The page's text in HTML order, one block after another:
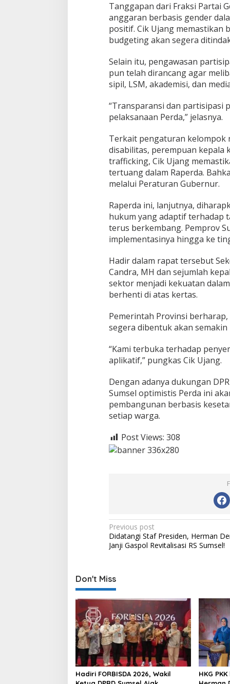
Tanggapan dari Fraksi Partai
anggaran berbasis gender
positif. Cik Ujang memastikan
budgeting akan segera
Selain itu, pengawasan
pun telah dirancang agar
sipil, LSM, akademisi, dan
“Transparansi dan partisipasi
pelaksanaan Perda,” jelasnya.
Terkait pengaturan kelompok
disabilitas, perempuan kepala
trafficking, Cik Ujang
tertuang dalam Raperda.
melalui Peraturan Gubernur.
Raperda ini, lanjutnya,
hukum yang adaptif terhadap
terus berkembang. Pemprov
implementasinya hingga ke
Hadir dalam rapat tersebut
Candra, MH dan sejumlah
sektor menjadi kekuatan
berhenti di atas kertas.
Pemerintah Provinsi
segera dibentuk akan
“Kami terbuka terhadap
aplikatif,” pungkas Cik Ujang.
Dengan adanya dukungan
Sumsel optimistis Perda ini
pembangunan berbasis
setiap warga.
Post Views: 308
P
o
n
a
v
i
g
a
t
Previous post
Didatangi Staf Presiden, Herman
Janji Gaspol Revitalisasi RS Sumsel!
Don't Miss
Hadiri FORBISDA 2026, Wakil
HKG